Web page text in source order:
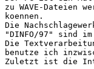
zu WAVE-Dateien
koennen.
Die
"DINFO/97" sind
Die
benutze ich
Zuletzt ist die